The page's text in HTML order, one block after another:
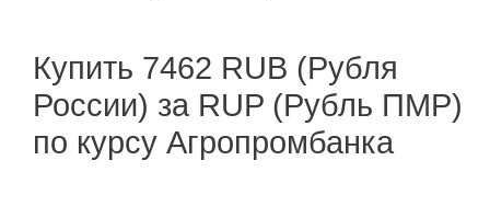
Купить 7462 RUB (Рубля
России) за RUP (Рубль ПМР)
по курсу Агропромбанка